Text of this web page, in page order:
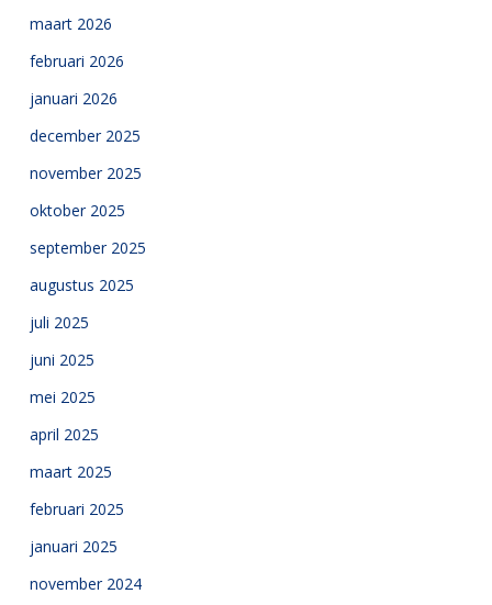
maart 2026
februari 2026
januari 2026
december 2025
november 2025
oktober 2025
september 2025
augustus 2025
juli 2025
juni 2025
mei 2025
april 2025
maart 2025
februari 2025
januari 2025
november 2024